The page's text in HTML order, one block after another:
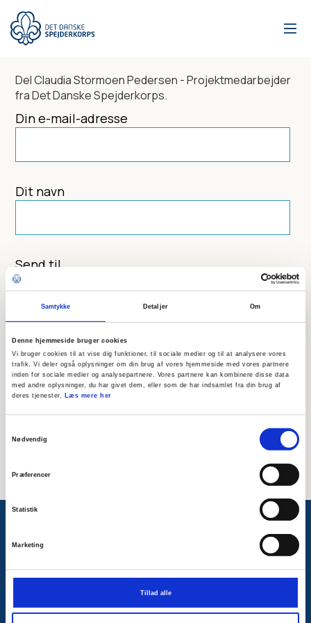
Samtykke Detaljer Om
Denne hjemmeside bruger cookies
Vi bruger cookies til at vise dig funktioner, til sociale medier og til at analysere vores
trafik. Vi deler også oplysninger om din brug af vores hjemmeside med vores partnere
inden for sociale medier og analysepartnere. Vores partnere kan kombinere disse data
med andre oplysninger, du har givet dem, eller som de har indsamlet fra din brug af
deres tjenester.
Læs mere her
Nødvendig
Præferencer
Statistik
Marketing
Tillad alle
hovedindhold
DelClaudia Stormoen Pedersen - Projektmedarbejder
fra Det Danske Spejderkorps.
Din e-mail-adresse
Dit navn
Send til
Skriv modtagerens mailadresse
Besked til modtager